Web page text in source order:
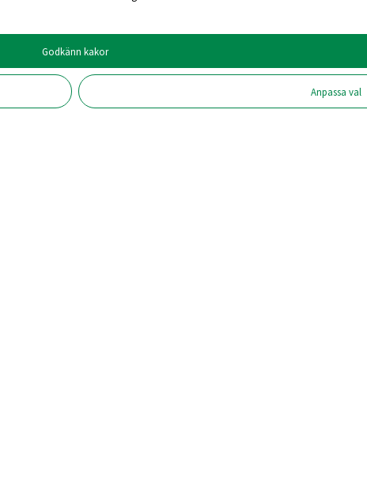
Godkänn kakor
Anpassa val